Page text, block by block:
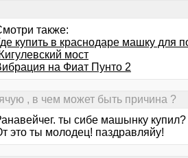
также:
купить в краснодаре машку для
мост
на Фиат Пунто 2
, в чем может быть причина ?
ты сибе машынку купил?
это ты молодец! паздравляйу!